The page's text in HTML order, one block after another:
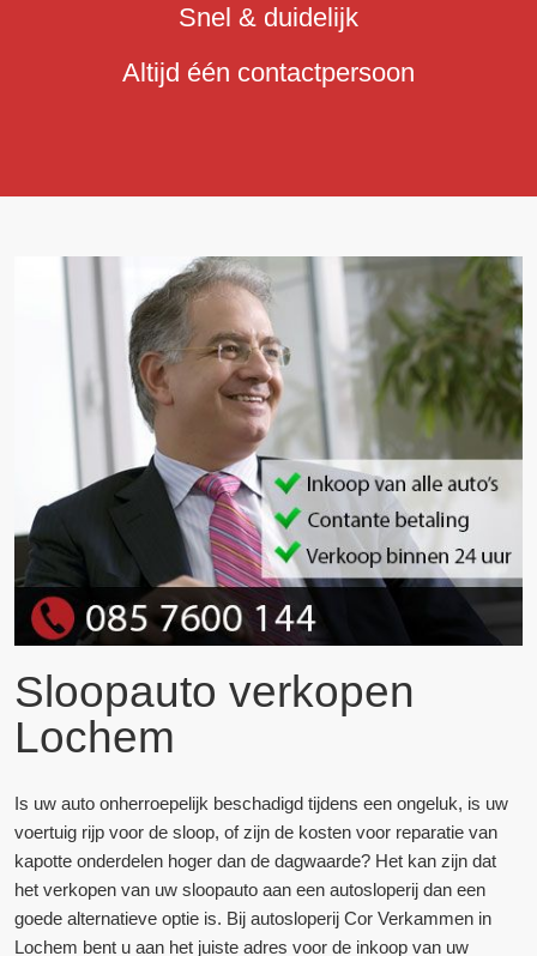
Snel & duidelijk
Altijd één contactpersoon
Sloopauto verkopen
Lochem
Is uw auto onherroepelijk beschadigd tijdens een ongeluk, is uw
voertuig rijp voor de sloop, of zijn de kosten voor reparatie van
kapotte onderdelen hoger dan de dagwaarde? Het kan zijn dat
het verkopen van uw sloopauto aan een autosloperij dan een
goede alternatieve optie is. Bij autosloperij Cor Verkammen in
Lochem bent u aan het juiste adres voor de inkoop van uw